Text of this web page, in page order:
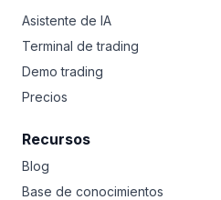
Asistente de IA
Terminal de trading
Demo trading
Precios
Recursos
Blog
Base de conocimientos